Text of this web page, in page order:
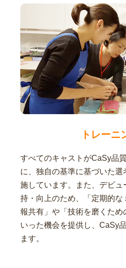
トレーニ
すべてのキャストがCaSy品
に、独自の基準に基づいた選
施しています。また、デビュ
持・向上のため、「定期的な
報共有」や「技術を磨くため
いった機会を提供し、CaSy
ます。